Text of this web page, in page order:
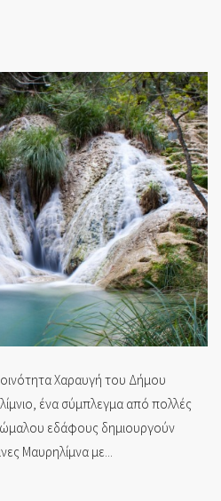
Χαραυγή του Δήμου
ένα σύμπλεγμα από πολλές
εδάφους δημιουργούν
Μαυρηλίμνα με...